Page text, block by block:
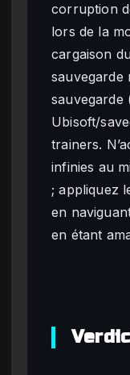
corruption
lors de la
cargaison
sauvegarde
sauvegarde
Ubisoft/
trainers.
infinies au
; appliquez
en
en étant